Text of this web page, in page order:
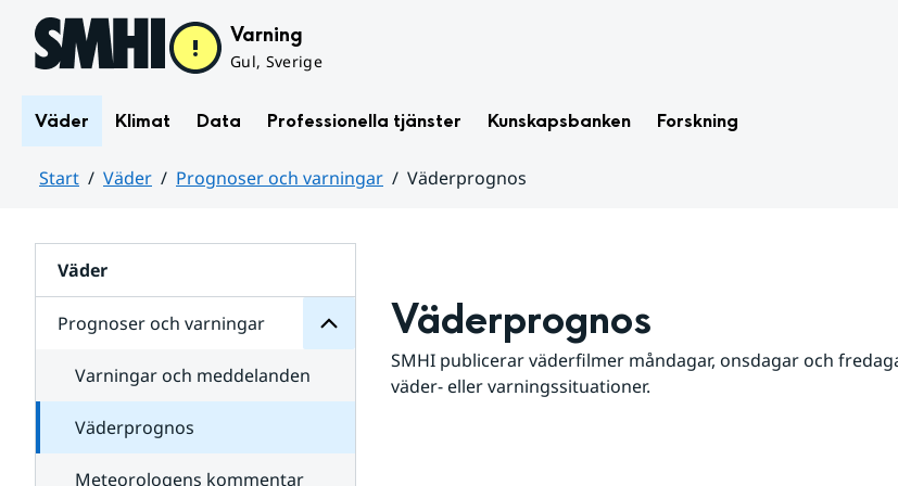
Hoppa till sidans innehåll Varning
Gul, Sverige
Väder Klimat Data Professionella tjänster Kunskapsbanken Forskning
Start Väder Prognoser och varningar
Väderprognos
Väder
Prognoser och varningar
för
varningar
Varningar och meddelanden
Väderprognos
Meteorologens kommentar
Väderprognos
SMHI publicerar väderfilmer måndagar, onsdagar och
väder- eller varningssituationer.